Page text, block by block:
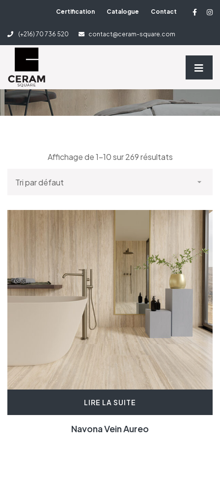
Certification Catalogue Contact
(+216) 70 736 520 contact@ceram-square.com
2 Column Shop
Affichage de 1–10 sur 269 résultats
LIRE LA SUITE
Navona Vein Aureo